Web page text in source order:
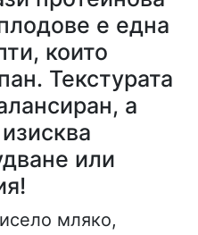
е една
които
Текстурата
а
или
мляко,